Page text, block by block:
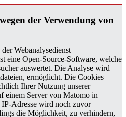
der Ver­wen­dung von
Webanalysedienst
eine Open-Source-Software, welche
auswertet. Die Analyse wird
ermöglicht. Die Cookies
Ihrer Nutzung unserer
einem Server von Matomo in
IP-Adresse wird noch zuvor
die Möglichkeit, zu verhindern,